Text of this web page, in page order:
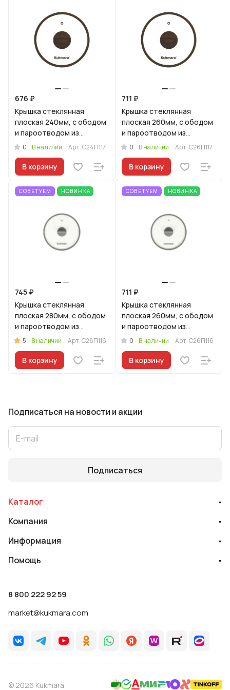
676 ₽
Крышка стеклянная
плоская 240мм, с ободом
и пароотводом из
силикона и бакелитовой
ручкой софт-тач цв
0 В наличии Арт.С24П117
В корзину
711 ₽
Крышка стеклянная
плоская 260мм, с ободом
и пароотводом из
силикона и бакелитовой
ручкой софт-тач цв
0 В наличии Арт.С26П117
В корзину
СОВЕТУЕМ НОВИНКА
745 ₽
Крышка стеклянная
плоская 280мм, с ободом
и пароотводом из
силикона и бакелитовой
ручкой софт-тач цв
5 В наличии Арт.С28П116
В корзину
СОВЕТУЕМ НОВИНКА
711 ₽
Крышка стеклянная
плоская 260мм, с ободом
и пароотводом из
силикона и бакелитовой
ручкой соф-тач цв
0 В наличии Арт.С26П116
В корзину
Подписаться на новости и акции
Подписаться
Каталог
Компания
Информация
Помощь
8 800 222 92 59
market@kukmara.com
© 2026 Kukmara